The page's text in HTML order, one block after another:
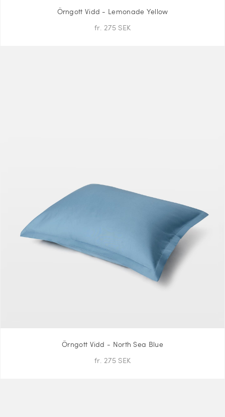
Örngott Vidd - Lemonade Yellow
fr. 275 SEK
Örngott Vidd - North Sea Blue
fr. 275 SEK